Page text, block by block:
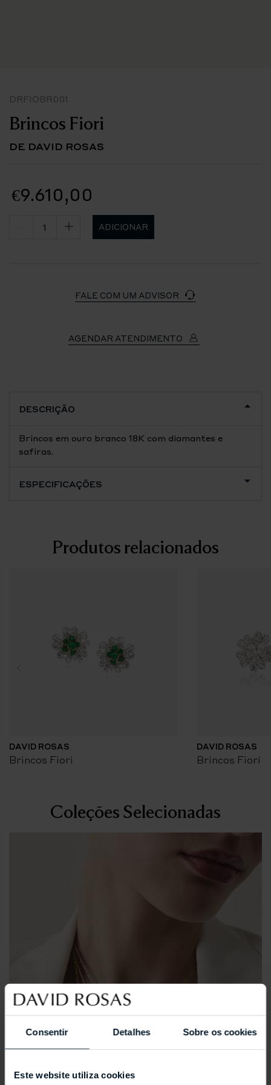
Consentir Detalhes Sobre os cookies
Este website utiliza cookies
DRFIOBR001
Brincos Fiori
DE DAVID ROSAS
€9.610,00
ADICIONAR
FALE COM UM ADVISOR
AGENDAR ATENDIMENTO
DESCRIÇÃO
Brincos em ouro branco 18K com diamantes e
safiras.
ESPECIFICAÇÕES
Produtos relacionados
DAVID ROSAS
Brincos Fiori
DAVID ROSAS
Brincos Fiori
Coleções Selecionadas